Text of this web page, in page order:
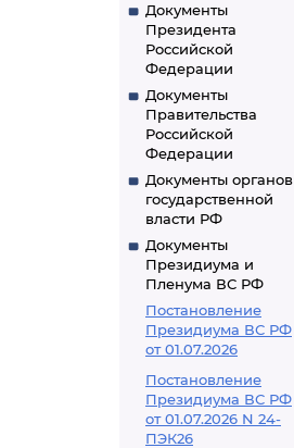
Документы
Президента
Российской
Федерации
Документы
Правительства
Российской
Федерации
Документы органов
государственной
власти РФ
Документы
Президиума и
Пленума ВС РФ
Постановление
Президиума ВС РФ
от 01.07.2026
Постановление
Президиума ВС РФ
от 01.07.2026 N 24-
ПЭК26